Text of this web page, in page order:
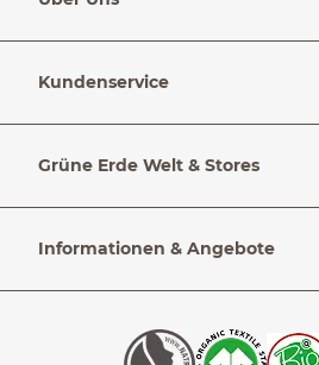
Kundenservice
Grüne Erde Welt & Stores
Informationen & Angebote